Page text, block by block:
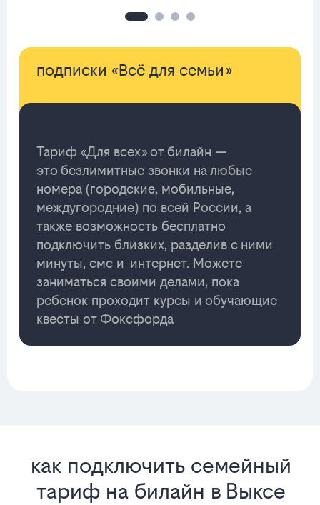
подписки «Всё для семьи»
Тариф «Для всех» от билайн —
это безлимитные звонки на любые
номера (городские, мобильные,
междугородние) по всей России, а
также возможность бесплатно
подключить близких, разделив с ними
минуты, смс и интернет. Можете
заниматься своими делами, пока
ребенок проходит курсы и обучающие
квесты от Фоксфорда
как подключить семейный
тариф на билайн в Выксе